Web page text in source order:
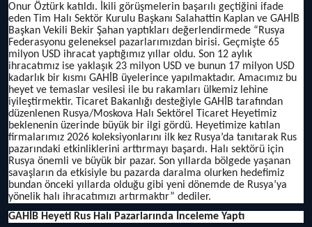
Onur Öztürk katıldı. İkili görüşmelerin başarılı geçtiğini ifade
eden Tim Halı Sektör Kurulu Başkanı Salahattin Kaplan ve GAHİB
Başkan Vekili Bekir Şahan yaptıkları değerlendirmede “Rusya
Federasyonu geleneksel pazarlarımızdan birisi. Geçmişte 65
milyon USD ihracat yaptığımız yıllar oldu. Son 12 aylık
ihracatımız ise yaklaşık 23 milyon USD ve bunun 17 milyon USD
kadarlık bir kısmı GAHİB üyelerince yapılmaktadır. Amacımız bu
heyet ve temaslar vesilesi ile bu rakamları ülkemiz lehine
iyileştirmektir. Ticaret Bakanlığı desteğiyle GAHİB tarafından
düzenlenen Rusya/Moskova Halı Sektörel Ticaret Heyetimiz
beklenenin üzerinde büyük bir ilgi gördü. Heyetimize katılan
firmalarımız 2026 koleksiyonlarını ilk kez Rusya’da tanıtarak Rus
pazarındaki etkinliklerini arttırmayı başardı. Halı sektörü için
Rusya önemli ve büyük bir pazar. Son yıllarda bölgede yaşanan
savaşların da etkisiyle bu pazarda daralma olurken hedefimiz
bundan önceki yıllarda olduğu gibi yeni dönemde de Rusya’ya
yönelik halı ihracatımızı artırmaktır” dediler.
GAHİB Heyeti Rus Halı Pazarlarında İnceleme Yaptı